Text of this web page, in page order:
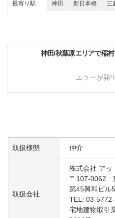
最寄り駅 神田 新日本橋 三
神田/秋葉原エリアで稲
エラーが発
取扱様態 仲介
取扱会社
株式会社 アッ
〒107-0062
第45興和ビル
TEL: 03-
宅地建物取引